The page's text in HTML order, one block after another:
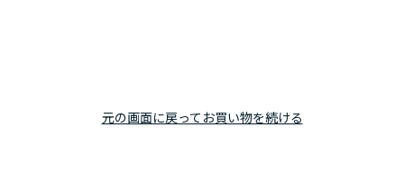
元の画面に戻ってお買い物を続ける